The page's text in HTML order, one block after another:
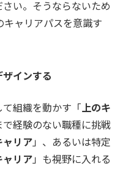
い。そうならないため
ャリアパスを意識す
インする
組織を動かす「上のキ
経験のない職種に挑戦
ャリア」、あるいは特定
ャリア」も視野に入れる